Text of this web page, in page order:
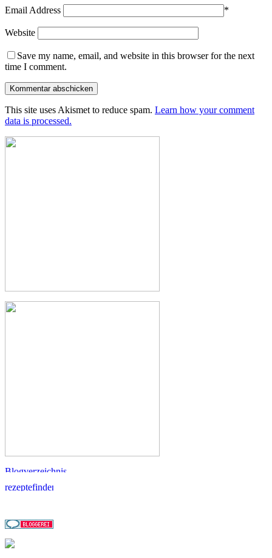
Email Address *
Website
Save my name, email, and website in this browser for the next
time I comment.
This site uses Akismet to reduce spam. Learn how your comment
data is processed.